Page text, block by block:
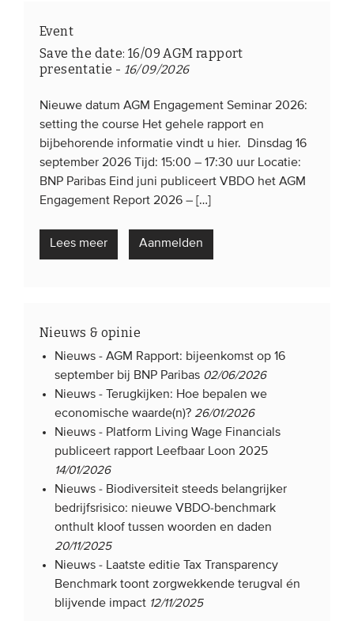
Video’s
WIE WE ZIJN
Vereniging
Onze leden
Team
Partners & netwerken
Benchmarking
Kennisdeling
CONTACT
UITGEBREID ZOEKEN
Event
Save the date: 16/09 AGM rapport
presentatie - 16/09/2026
Nieuwe datum AGM Engagement Seminar 2026:
setting the course Het gehele rapport en
bijbehorende informatie vindt u hier. Dinsdag 16
september 2026 Tijd: 15:00 – 17:30 uur Locatie:
BNP Paribas Eind juni publiceert VBDO het AGM
Engagement Report 2026 – […]
Lees meer Aanmelden
Nieuws & opinie
Nieuws -AGM Rapport: bijeenkomst op 16
september bij BNP Paribas 02/06/2026
Nieuws -
Terugkijken: Hoe bepalen we
economische waarde(n)? 26/01/2026
Nieuws - Platform Living Wage Financials
publiceert rapport Leefbaar Loon 2025
14/01/2026
Nieuws - Biodiversiteit steeds belangrijker
bedrijfsrisico: nieuwe VBDO-benchmark
onthult kloof tussen woorden en daden
20/11/2025
Nieuws - Laatste editie Tax Transparency
Benchmark toont zorgwekkende terugval én
blijvende impact 12/11/2025